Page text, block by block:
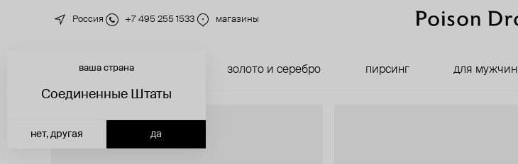
Россия +7 495 255 1533 магазины
новинки золото и серебро пирсинг для мужчин
ваша страна
Соединенные Штаты
да
нет, другая